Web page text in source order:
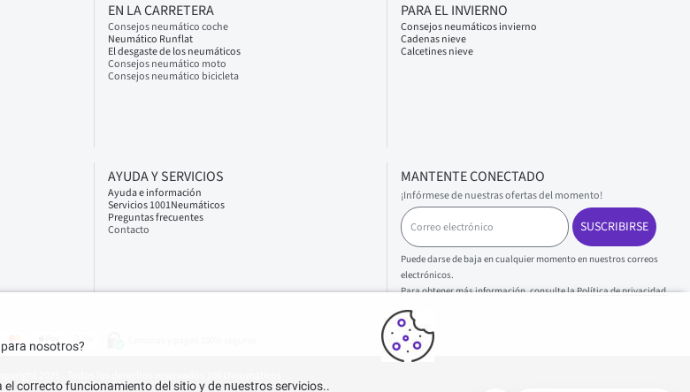
EN LA CARRETERA
Consejos neumático coche
Neumático Runflat
El desgaste de los neumáticos
Consejos neumático moto
Consejos neumático bicicleta
PARA EL INVIERNO
Consejos neumáticos invierno
Cadenas nieve
Calcetines nieve
AYUDA Y SERVICIOS
Ayuda e información
Servicios 1001Neumáticos
Preguntas frecuentes
Contacto
MANTENTE CONECTADO
¡Infórmese de nuestras ofertas del momento!
C
o
r
e
o
e
l
e
c
SUSCRIBIRSE
Puede darse de baja en cualquier momento en nuestros correos
electrónicos.
Para obtener más información, consulte laPolítica de privacidad..
nosotros?
el correcto funcionamiento del sitio y de nuestros servicios..